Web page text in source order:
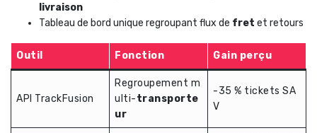
livraison
Tableau de bord unique regroupant flux de fret et retours
Outil Fonction Gain perçu
API TrackFusion
Regroupement m
ulti-transporte
ur
-35 % tickets SA
V